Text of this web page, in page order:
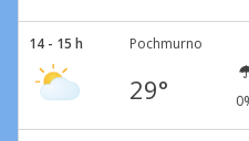
14 - 15 h Pochmurno
29°